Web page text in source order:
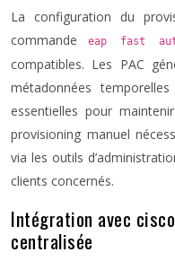
La configuration du
commandeeap fast
compatibles. Les PAC
métadonnées
essentielles pour
provisioning manuel
via les outils
clients concernés.
Intégration avec
centralisée